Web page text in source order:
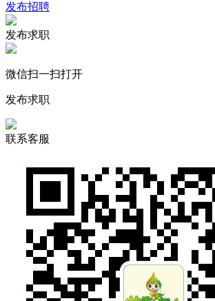
发布招聘
发布求职
微信扫一扫打开
发布求职
联系客服